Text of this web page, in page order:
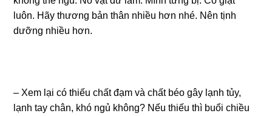
luôn. Hãy thương bản thân nhiều hơn nhé. Nên tịnh
dưỡng nhiều hơn.
– Xem lại có thiếu chất đạm và chất béo gây lạnh tủy,
lạnh tay chân, khó ngủ không? Nếu thiếu thì buổi chiều